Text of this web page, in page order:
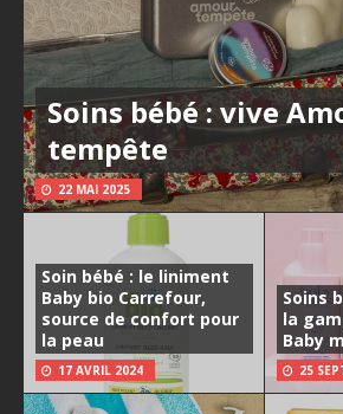
Soins bébé : vive
tempête
22 MAI 2025
Soin bébé : le liniment
Baby bio Carrefour,
source de confort pour
la peau
17 AVRIL 2024
Soins
la
Baby
25